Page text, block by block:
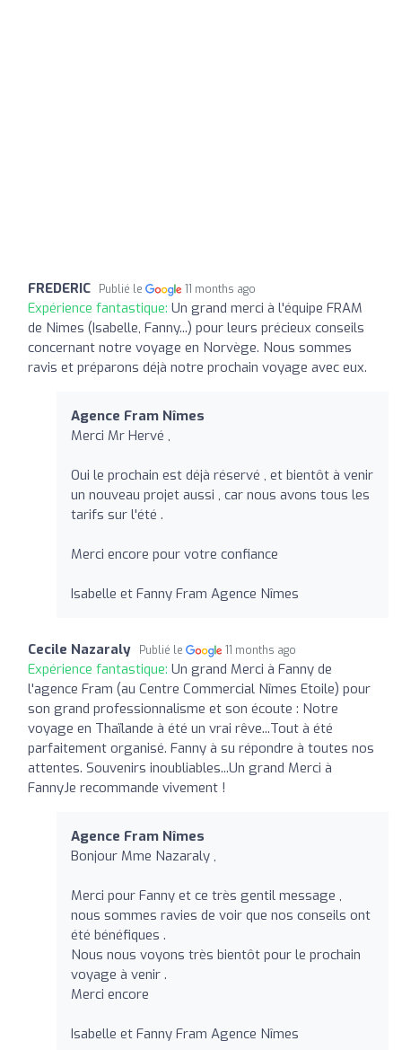
FREDERIC Publié le 11 months ago
Expérience fantastique: Un grand merci à l'équipe FRAM
de Nimes (Isabelle, Fanny...) pour leurs précieux conseils
concernant notre voyage en Norvège. Nous sommes
ravis et préparons déjà notre prochain voyage avec eux.
Agence Fram Nîmes
Merci Mr Hervé ,
Oui le prochain est déjà réservé , et bientôt à venir
un nouveau projet aussi , car nous avons tous les
tarifs sur l'été .
Merci encore pour votre confiance
Isabelle et Fanny Fram Agence Nîmes
Cecile Nazaraly Publié le 11 months ago
Expérience fantastique: Un grand Merci à Fanny de
l'agence Fram (au Centre Commercial Nîmes Etoile) pour
son grand professionnalisme et son écoute : Notre
voyage en Thaïlande à été un vrai rêve...Tout à été
parfaitement organisé. Fanny à su répondre à toutes nos
attentes. Souvenirs inoubliables...Un grand Merci à
FannyJe recommande vivement !
Agence Fram Nîmes
Bonjour Mme Nazaraly ,
Merci pour Fanny et ce très gentil message ,
nous sommes ravies de voir que nos conseils ont
été bénéfiques .
Nous nous voyons très bientôt pour le prochain
voyage à venir .
Merci encore
Isabelle et Fanny Fram Agence Nîmes